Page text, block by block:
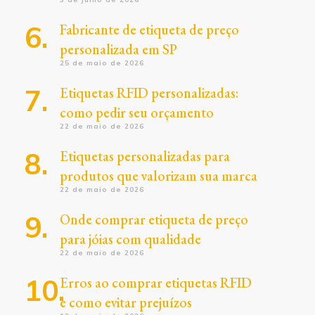
Fabricante de etiqueta de preço
personalizada em SP
25 de maio de 2026
Etiquetas RFID personalizadas:
como pedir seu orçamento
22 de maio de 2026
Etiquetas personalizadas para
produtos que valorizam sua marca
22 de maio de 2026
Onde comprar etiqueta de preço
para jóias com qualidade
22 de maio de 2026
Erros ao comprar etiquetas RFID
e como evitar prejuízos